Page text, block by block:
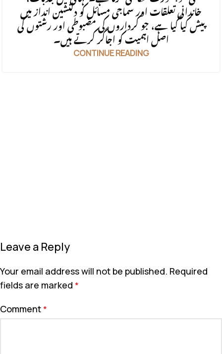
خاندانی تعلقات اور سماجی مسائل کو دلنشین انداز میں
پیش کیا گیا ہے، جو کرداروں کی مضبوطی اور رشتوں کی
اصل اہمیت کو اجاگر کرتے ہیں۔
CONTINUE READING
Leave a Reply
Your email address will not be published. Required
fields are marked *
Comment *